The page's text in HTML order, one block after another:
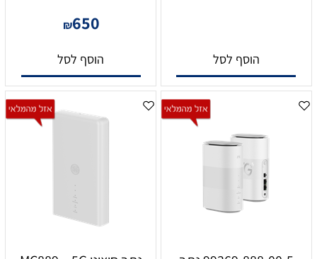
הוסף לסל
₪650
הוסף לסל